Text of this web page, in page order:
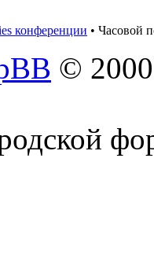
конференции • Часовой
©